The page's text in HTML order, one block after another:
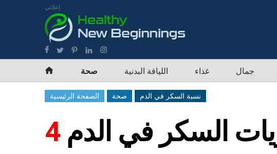
إعلاني
صحة اللياقة البدنية غذاء جمال
الصفحة الرئيسية صحة نسبة السكر في الدم
السكر في الدم